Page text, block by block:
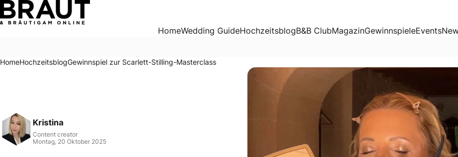
Gewinnspiel zur Scarlett-Stilling-Masterclass
HomeWedding GuideHochzeitsblogB&B ClubMagazinGewinnspieleEvents
HomeHochzeitsblogGewinnspiel zur Scarlett-Stilling-Masterclass
Kristina
Content creator
Montag, 20 Oktober 2025